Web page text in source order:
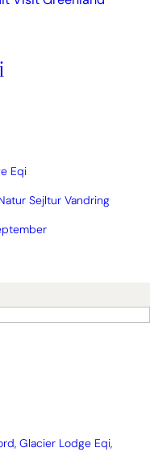
Eqi
Sejltur Vandring
Glacier Lodge Eqi,